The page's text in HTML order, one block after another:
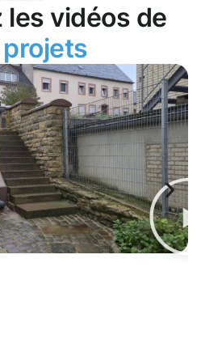
les vidéos de
projets